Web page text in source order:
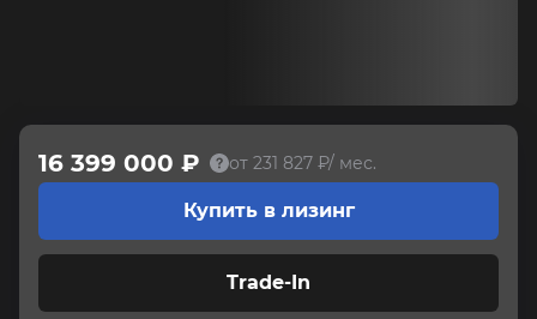
16 399 000 ₽ от 231 827 ₽/ мес.
Купить в лизинг
Trade-In